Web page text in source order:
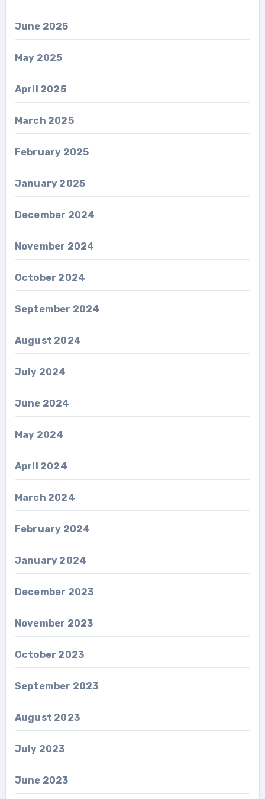
June 2025
May 2025
April 2025
March 2025
February 2025
January 2025
December 2024
November 2024
October 2024
September 2024
August 2024
July 2024
June 2024
May 2024
April 2024
March 2024
February 2024
January 2024
December 2023
November 2023
October 2023
September 2023
August 2023
July 2023
June 2023